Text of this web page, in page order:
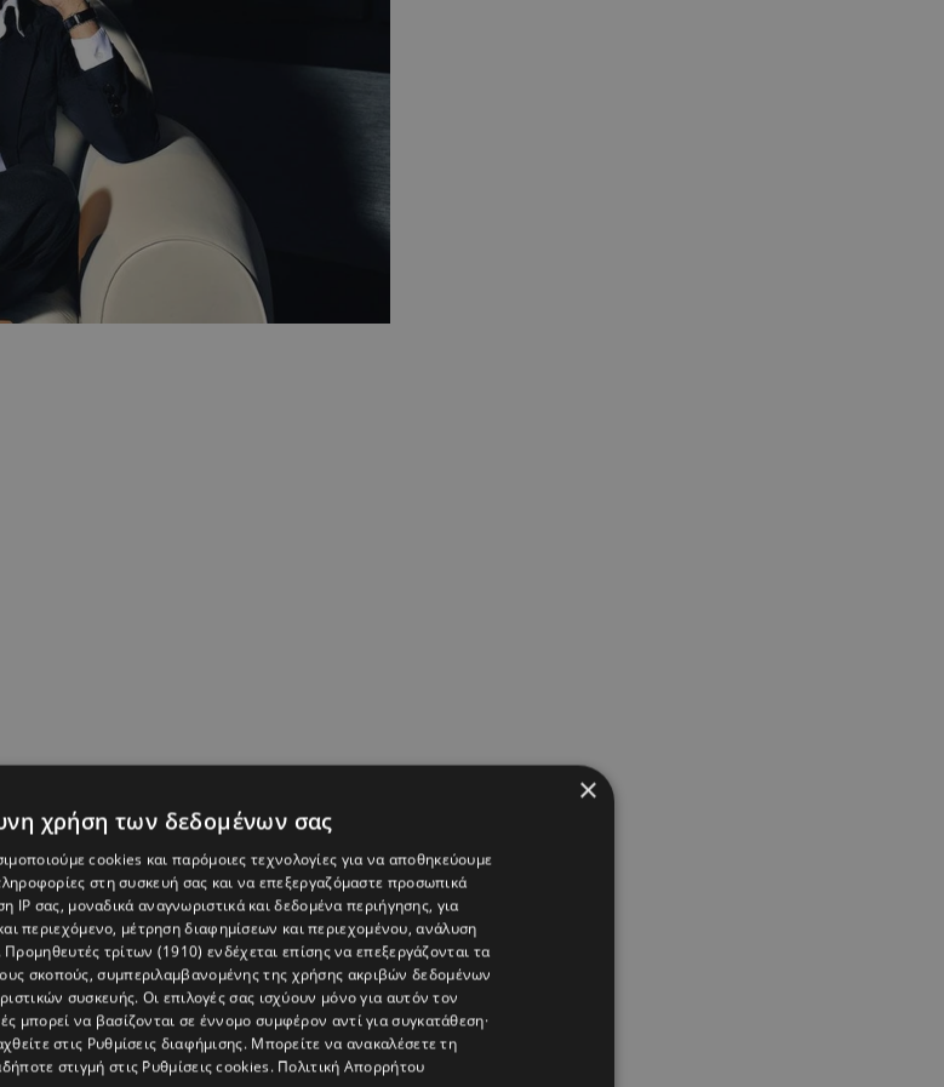
στυλ και αναμορφωτής του
γραμμές και μίνιμαλ χαρακτήρα,
να εκφράζονται μέσα από τα
μόδα δεν πρέπει να ακολουθεί τις
του ατόμου.
×
χρήση των δεδομένων σας
cookies και παρόμοιες τεχνολογίες για να αποθηκεύουμε
στη συσκευή σας και να επεξεργαζόμαστε προσωπικά
IP σας, μοναδικά αναγνωριστικά και δεδομένα περιήγησης, για
περιεχόμενο, μέτρηση διαφημίσεων και περιεχομένου, ανάλυση
Προμηθευτές τρίτων (1910) ενδέχεται επίσης να επεξεργάζονται τα
σκοπούς, συμπεριλαμβανομένης της χρήσης ακριβών δεδομένων
συσκευής. Οι επιλογές σας ισχύουν μόνο για αυτόν τον
μπορεί να βασίζονται σε έννομο συμφέρον αντί για συγκατάθεση·
στις Ρυθμίσεις διαφήμισης. Μπορείτε να ανακαλέσετε τη
στιγμή στις Ρυθμίσεις cookies. Πολιτική Απορρήτου